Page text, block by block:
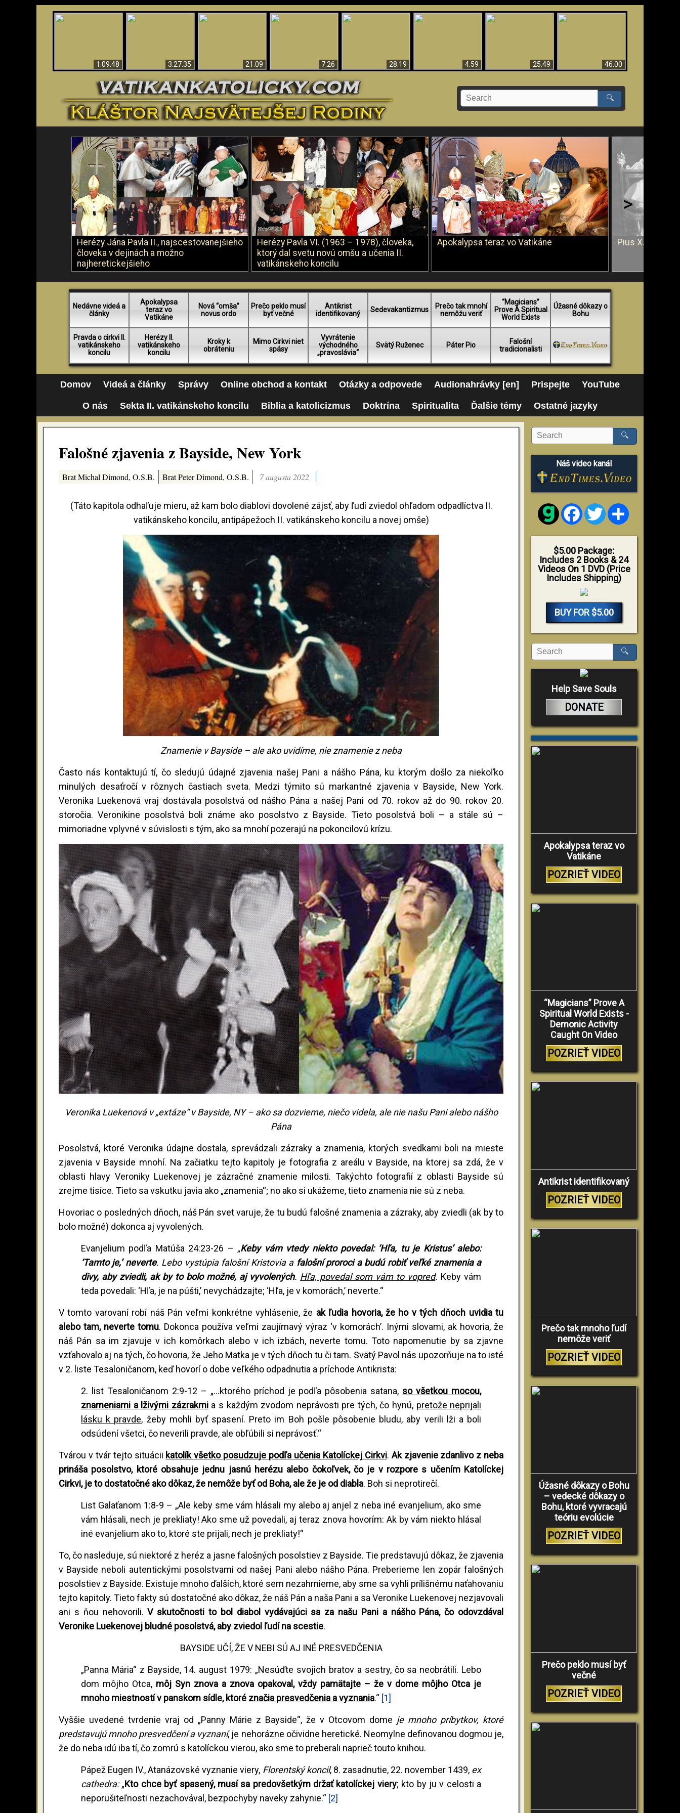
1:09:48 3:27:35
21:09
7:26 28:19
4:59
25:49 46:00
🔍
Herézy Jána Pavla II., najscestovanejšieho
človeka v dejinách a možno
najheretickejšieho
Herézy Pavla VI. (1963 – 1978), človeka,
ktorý dal svetu novú omšu a učenia II.
vatikánskeho koncilu
Apokalypsa teraz vo Vatikáne Pius X. vs. Ján
>
Nedávne videá a
články
Apokalypsa
teraz vo
Vatikáne
Nová “omša”
novus ordo
Prečo peklo musí
byť večné
Antikrist
identifikovaný
Sedevakantizmus
Prečo tak mnohí
nemôžu veriť
“Magicians”
Prove A Spiritual
World Exists
Úžasné dôkazy o
Bohu
Pravda o cirkvi II.
vatikánskeho
koncilu
Herézy II.
vatikánskeho
koncilu
Kroky k
obráteniu
Mimo Cirkvi niet
spásy
Vyvrátenie
východného
„pravoslávia“
Svätý Ruženec Páter Pio
Falošní
tradicionalisti
Domov Videá a články Správy Online obchod a kontakt Otázky a odpovede Audionahrávky [en] Prispejte YouTube
O nás Sekta II. vatikánskeho koncilu Biblia a katolicizmus Doktrína Spiritualita Ďalšie témy Ostatné jazyky
Falošné zjavenia z Bayside, New York
Brat Michal Dimond, O.S.B. Brat Peter Dimond, O.S.B. 7 augusta 2022
(Táto kapitola odhaľuje mieru, až kam bolo diablovi dovolené zájsť, aby ľudí zviedol ohľadom odpadlíctva II.
vatikánskeho koncilu, antipápežoch II. vatikánskeho koncilu a novej omše)
Znamenie v Bayside – ale ako uvidíme, nie znamenie z neba
Často nás kontaktujú tí, čo sledujú údajné zjavenia našej Pani a nášho Pána, ku ktorým došlo za niekoľko
minulých desaťročí v rôznych častiach sveta. Medzi týmito sú markantné zjavenia v Bayside, New York.
Veronika Luekenová vraj dostávala posolstvá od nášho Pána a našej Pani od 70. rokov až do 90. rokov 20.
storočia. Veronikine posolstvá boli známe ako posolstvo z Bayside. Tieto posolstvá boli – a stále sú –
mimoriadne vplyvné v súvislosti s tým, ako sa mnohí pozerajú na pokoncilovú krízu.
Veronika Luekenová v „extáze“ v Bayside, NY – ako sa dozvieme, niečo videla, ale nie našu Pani alebo nášho
Pána
Posolstvá, ktoré Veronika údajne dostala, sprevádzali zázraky a znamenia, ktorých svedkami boli na mieste
zjavenia v Bayside mnohí. Na začiatku tejto kapitoly je fotografia z areálu v Bayside, na ktorej sa zdá, že v
oblasti hlavy Veroniky Luekenovej je zázračné znamenie milosti. Takýchto fotografií z oblasti Bayside sú
zrejme tisíce. Tieto sa vskutku javia ako „znamenia“; no ako si ukážeme, tieto znamenia nie sú z neba.
Hovoriac o posledných dňoch, náš Pán svet varuje, že tu budú falošné znamenia a zázraky, aby zviedli (ak by to
bolo možné) dokonca aj vyvolených.
Evanjelium podľa Matúša 24:23-26 – „Keby vám vtedy niekto povedal: ‘Hľa, tu je Kristus’ alebo:
‘Tamto je,’ neverte. Lebo vystúpia falošní Kristovia a falošní proroci a budú robiť veľké znamenia a
divy, aby zviedli, ak by to bolo možné, aj vyvolených. Hľa, povedal som vám to vopred. Keby vám
teda povedali: ‘Hľa, je na púšti,’ nevychádzajte; ‘Hľa, je v komorách,’ neverte.“
V tomto varovaní robí náš Pán veľmi konkrétne vyhlásenie, že ak ľudia hovoria, že ho v tých dňoch uvidia tu
alebo tam, neverte tomu. Dokonca používa veľmi zaujímavý výraz ‘v komorách’. Inými slovami, ak hovoria, že
náš Pán sa im zjavuje v ich komôrkach alebo v ich izbách, neverte tomu. Toto napomenutie by sa zjavne
vzťahovalo aj na tých, čo hovoria, že Jeho Matka je v tých dňoch tu či tam. Svätý Pavol nás upozorňuje na to isté
v 2. liste Tesaloničanom, keď hovorí o dobe veľkého odpadnutia a príchode Antikrista:
2. list Tesaloničanom 2:9-12 – „...ktorého príchod je podľa pôsobenia satana, so všetkou mocou,
znameniami a lživými zázrakmia s každým zvodom neprávosti pre tých, čo hynú, pretože neprijali
lásku k pravde, žeby mohli byť spasení. Preto im Boh pošle pôsobenie bludu, aby verili lži a boli
odsúdení všetci, čo neverili pravde, ale obľúbili si neprávosť.“
Tvárou v tvár tejto situácii katolík všetko posudzuje podľa učenia Katolíckej Cirkvi. Ak zjavenie zdanlivo z neba
prináša posolstvo, ktoré obsahuje jednu jasnú herézu alebo čokoľvek, čo je v rozpore s učením Katolíckej
Cirkvi, je to dostatočné ako dôkaz, že nemôže byť od Boha, ale že je od diabla. Boh si neprotirečí.
List Galaťanom 1:8-9 – „Ale keby sme vám hlásali my alebo aj anjel z neba iné evanjelium, ako sme
vám hlásali, nech je prekliaty! Ako sme už povedali, aj teraz znova hovorím: Ak by vám niekto hlásal
iné evanjelium ako to, ktoré ste prijali, nech je prekliaty!“
To, čo nasleduje, sú niektoré z heréz a jasne falošných posolstiev z Bayside. Tie predstavujú dôkaz, že zjavenia
v Bayside neboli autentickými posolstvami od našej Pani alebo nášho Pána. Preberieme len zopár falošných
posolstiev z Bayside. Existuje mnoho ďalších, ktoré sem nezahrnieme, aby sme sa vyhli prílišnému naťahovaniu
tejto kapitoly. Tieto fakty sú dostatočné ako dôkaz, že náš Pán a naša Pani a sa Veronike Luekenovej nezjavovali
ani s ňou nehovorili.V skutočnosti to bol diabol vydávajúci sa za našu Pani a nášho Pána, čo odovzdával
Veronike Luekenovej bludné posolstvá, aby zviedol ľudí na scestie.
BAYSIDE UČÍ, ŽE V NEBI SÚ AJ INÉ PRESVEDČENIA
„Panna Mária“ z Bayside, 14. august 1979: „Nesúďte svojich bratov a sestry, čo sa neobrátili. Lebo
dom môjho Otca, môj Syn znova a znova opakoval, vždy pamätajte – že v dome môjho Otca je
mnoho miestností v panskom sídle, ktoré značia presvedčenia a vyznania.“ [1]
Vyššie uvedené tvrdenie vraj od „Panny Márie z Bayside“, že v Otcovom dome je mnoho príbytkov, ktoré
predstavujú mnoho presvedčení a vyznaní, je nehorázne očividne heretické. Neomylne definovanou dogmou je,
že do neba idú iba tí, čo zomrú s katolíckou vierou, ako sme to preberali naprieč touto knihou.
Pápež Eugen IV., Atanázovské vyznanie viery, Florentský koncil, 8. zasadnutie, 22. november 1439, ex
cathedra:„Kto chce byť spasený, musí sa predovšetkým držať katolíckej viery; kto by ju v celosti a
neporušiteľnosti nezachovával, bezpochyby naveky zahynie.“ [2]
🔍
Náš video kanál
FacebookTwitter
$5.00 Package:
Includes 2 Books & 24
Videos On 1 DVD (Price
Includes Shipping)
BUY FOR $5.00
🔍
Help Save Souls
DONATE
Apokalypsa teraz vo
Vatikáne
POZRIEŤ VIDEO
“Magicians” Prove A
Spiritual World Exists -
Demonic Activity
Caught On Video
POZRIEŤ VIDEO
Antikrist identifikovaný
POZRIEŤ VIDEO
Prečo tak mnoho ľudí
nemôže veriť
POZRIEŤ VIDEO
Úžasné dôkazy o Bohu
– vedecké dôkazy o
Bohu, ktoré vyvracajú
teóriu evolúcie
POZRIEŤ VIDEO
Prečo peklo musí byť
večné
POZRIEŤ VIDEO